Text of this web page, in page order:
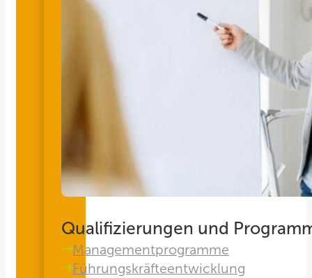
Qualifizierungen und
Managementprogramme
Führungskräfteentwicklung